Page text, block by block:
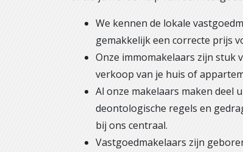
We kennen de lokale
gemakkelijk een correcte prijs
Onze immomakelaars zijn stuk
verkoop van je huis of
Al onze makelaars maken deel
deontologische regels en
bij ons centraal.
Vastgoedmakelaars zijn